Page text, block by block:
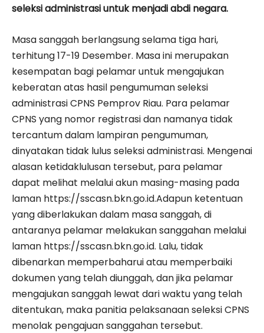
seleksi administrasi untuk menjadi abdi negara.
Masa sanggah berlangsung selama tiga hari,
terhitung 17-19 Desember. Masa ini merupakan
kesempatan bagi pelamar untuk mengajukan
keberatan atas hasil pengumuman seleksi
administrasi CPNS Pemprov Riau. Para pelamar
CPNS yang nomor registrasi dan namanya tidak
tercantum dalam lampiran pengumuman,
dinyatakan tidak lulus seleksi administrasi. Mengenai
alasan ketidaklulusan tersebut, para pelamar
dapat melihat melalui akun masing-masing pada
laman https://sscasn.bkn.go.id.Adapun ketentuan
yang diberlakukan dalam masa sanggah, di
antaranya pelamar melakukan sanggahan melalui
laman https://sscasn.bkn.go.id. Lalu, tidak
dibenarkan memperbaharui atau memperbaiki
dokumen yang telah diunggah, dan jika pelamar
mengajukan sanggah lewat dari waktu yang telah
ditentukan, maka panitia pelaksanaan seleksi CPNS
menolak pengajuan sanggahan tersebut.